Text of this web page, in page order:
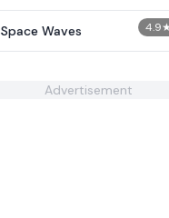
4.9
Space Waves
Advertisement